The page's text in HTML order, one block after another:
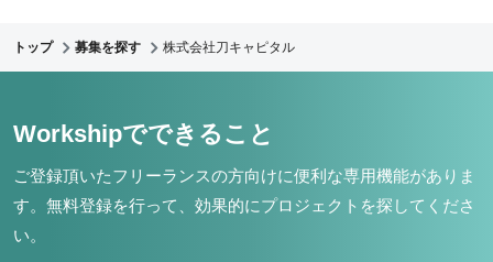
トップ 募集を探す 株式会社刀キャピタル
Workshipでできること
ご登録頂いたフリーランスの方向けに便利な専用機能がありま
す。 無料登録を行って、効果的にプロジェクトを探してくださ
い。